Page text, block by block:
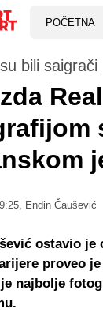
POČETNA
bili saigrači
Endin Čaušević
ostavio
proveo
najbolje